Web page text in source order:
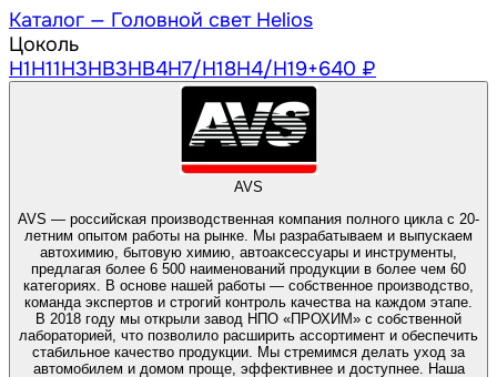
Каталог — Головной свет Helios
Цоколь
H1H11H3HB3HB4H7/Н18H4/Н19+640 ₽
AVS
AVS — российская производственная компания полного цикла с 20-
летним опытом работы на рынке. Мы разрабатываем и выпускаем
автохимию, бытовую химию, автоаксессуары и инструменты,
предлагая более 6 500 наименований продукции в более чем 60
категориях. В основе нашей работы — собственное производство,
команда экспертов и строгий контроль качества на каждом этапе.
В 2018 году мы открыли завод НПО «ПРОХИМ» с собственной
лабораторией, что позволило расширить ассортимент и обеспечить
стабильное качество продукции. Мы стремимся делать уход за
автомобилем и домом проще, эффективнее и доступнее. Наша